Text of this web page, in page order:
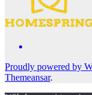
Proudly powered by
Themeansar.